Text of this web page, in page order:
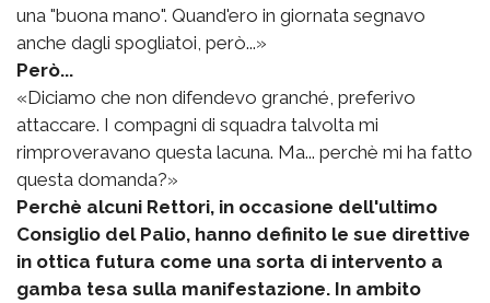
una "buona mano". Quand'ero in giornata segnavo
anche dagli spogliatoi, però...»
Però...
«Diciamo che non difendevo granché, preferivo
attaccare. I compagni di squadra talvolta mi
rimproveravano questa lacuna. Ma... perchè mi ha fatto
questa domanda?»
Perchè alcuni Rettori, in occasione dell'ultimo
Consiglio del Palio, hanno definito le sue direttive
in ottica futura come una sorta di intervento a
gamba tesa sulla manifestazione. In ambito